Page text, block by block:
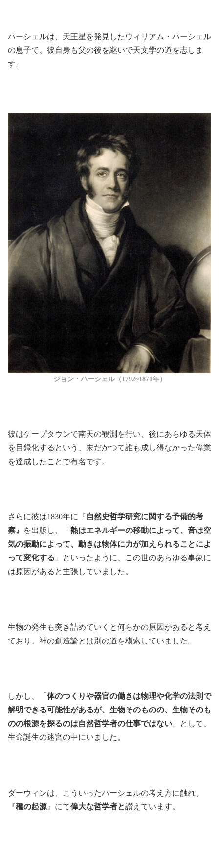
ハーシェルは、天王星を発見したウィリアム・ハーシェル
の息子で、彼自身も父の後を継いで天文学の道を志しま
す。
ジョン・ハーシェル（1792~1871年）
彼はケープタウンで南天の観測を行い、後にあらゆる天体
を目録化するという、未だかつて誰も成し得なかった偉業
を達成したことで有名です。
さらに彼は1830年に『自然史哲学研究に関する予備的考
察』
を出版し、「 熱はエネルギーの移動によって、音は空
気の振動によって、動きは物体に力が加えられることによ
って変化する 」といったように、この世のあらゆる事象に
は原因があると主張していました。
生物の発生も突き詰めていくと何らかの原因があると考え
ており、神の創造論とは別の道を模索していました。
しかし、「 体のつくりや器官の働きは物理や化学の法則で
解明できる可能性があるが、生物そのものの、生物そのも
のの根源を探るのは自然哲学者の仕事ではない 」として、
生命誕生の迷宮の中にいました。
ダーウィンは、こういったハーシェルの考え方に触れ、
『種の起源 』にて偉大な哲学者と讃えています。